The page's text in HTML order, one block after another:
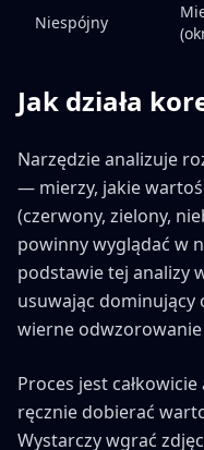
Niespójny
Jak działa
Narzędzie analizuje
— mierzy, jakie
(czerwony, zielony,
powinny wyglądać w
podstawie tej analizy
usuwając dominujący
wierne
Proces jest
ręcznie dobierać
Wystarczy wgrać